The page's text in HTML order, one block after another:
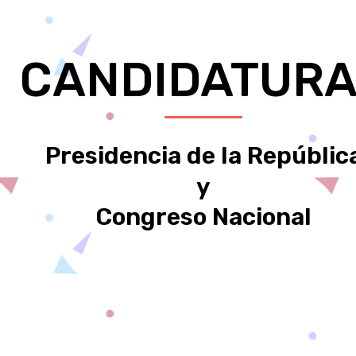
Presidencia de la
y
Congreso Nacional